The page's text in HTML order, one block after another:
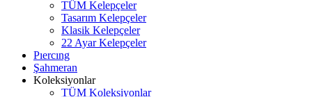
TÜM Kelepçeler
Tasarım Kelepçeler
Klasik Kelepçeler
22 Ayar Kelepçeler
Pıercıng
Şahmeran
Koleksiyonlar
TÜM Koleksiyonlar